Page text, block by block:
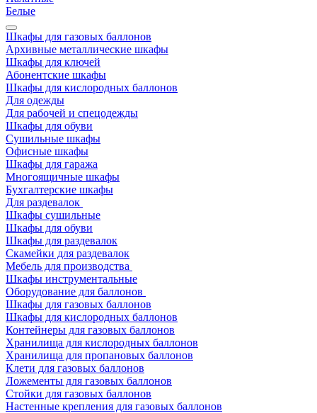
Белые
Шкафы для газовых баллонов
Архивные металлические шкафы
Шкафы для ключей
Абонентские шкафы
Шкафы для кислородных баллонов
Для одежды
Для рабочей и спецодежды
Шкафы для обуви
Сушильные шкафы
Офисные шкафы
Шкафы для гаража
Многоящичные шкафы
Бухгалтерские шкафы
Для раздевалок
Шкафы сушильные
Шкафы для обуви
Шкафы для раздевалок
Скамейки для раздевалок
Мебель для производства
Шкафы инструментальные
Оборудование для баллонов
Шкафы для газовых баллонов
Шкафы для кислородных баллонов
Контейнеры для газовых баллонов
Хранилища для кислородных баллонов
Хранилища для пропановых баллонов
Клети для газовых баллонов
Ложементы для газовых баллонов
Стойки для газовых баллонов
Настенные крепления для газовых баллонов